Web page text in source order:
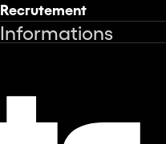
Recrutement
Informations